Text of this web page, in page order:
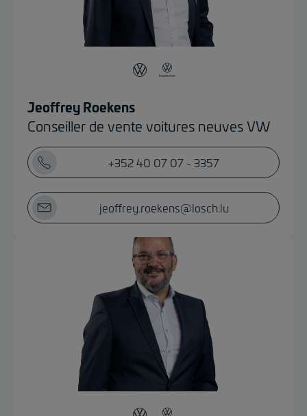
Jeoffrey Roekens
Conseiller de vente voitures neuves VW
+352 40 07 07 - 3357
jeoffrey.roekens@losch.lu